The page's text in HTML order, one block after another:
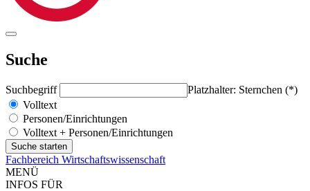
Suche
Suchbegriff
Platzhalter: Sternchen (*)
Volltext
Personen/Einrichtungen
Volltext + Personen/Einrichtungen
Fachbereich Wirtschaftswissenschaft
MENÜ
INFOS FÜR